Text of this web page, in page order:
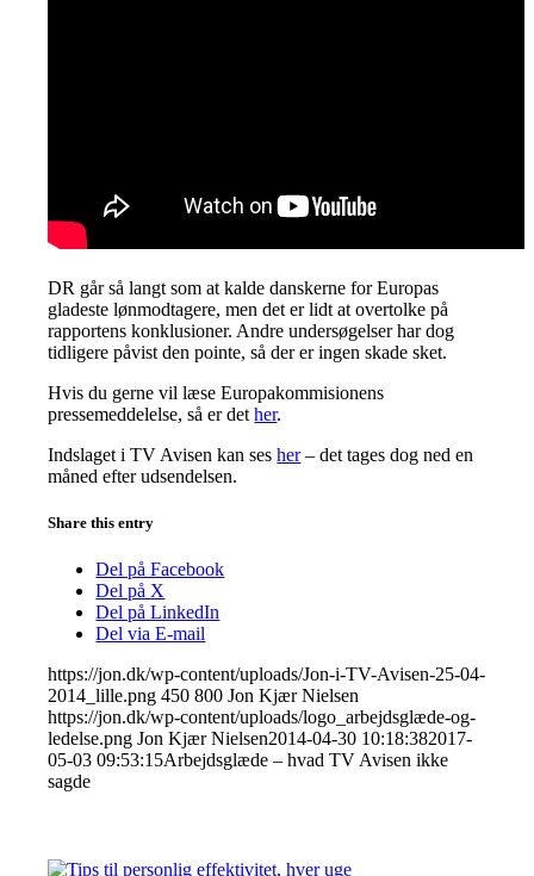
DR går så langt som at kalde danskerne for Europas
gladeste lønmodtagere, men det er lidt at overtolke på
rapportens konklusioner. Andre undersøgelser har dog
tidligere påvist den pointe, så der er ingen skade sket.
Hvis du gerne vil læse Europakommisionens
pressemeddelelse, så er dether.
Indslaget i TV Avisen kan sesher– det tages dog ned en
måned efter udsendelsen.
Share this entry
Del på Facebook
Del på X
Del på LinkedIn
Del via E-mail
https://jon.dk/wp-content/uploads/Jon-i-TV-Avisen-25-04-
2014_lille.png 450 800 Jon Kjær Nielsen
https://jon.dk/wp-content/uploads/logo_arbejdsglæde-og-
ledelse.png Jon Kjær Nielsen2014-04-30 10:18:382017-
05-03 09:53:15Arbejdsglæde – hvad TV Avisen ikke
sagde